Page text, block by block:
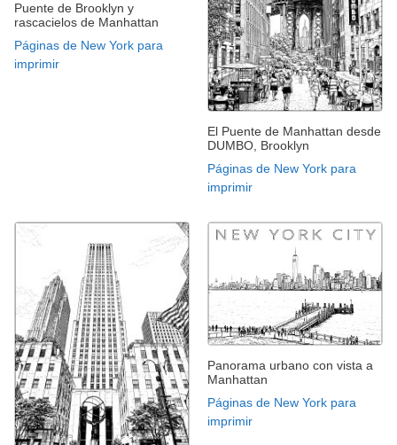
Puente de Brooklyn y
rascacielos de Manhattan
Páginas de New York para
imprimir
El Puente de Manhattan desde
DUMBO, Brooklyn
Páginas de New York para
imprimir
Panorama urbano con vista a
Manhattan
Páginas de New York para
imprimir